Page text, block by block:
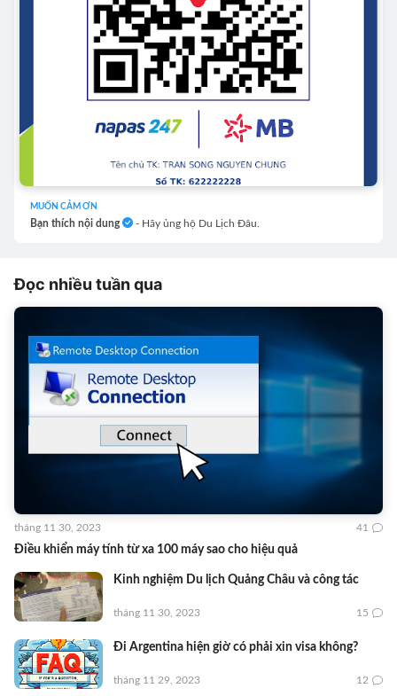
MUỐN CẢM ƠN
Bạn thích nội dung - Hãy ủng hộ Du Lịch Đâu.
Đọc nhiều tuần qua
Điều khiển máy tính từ xa 100 máy sao cho hiệu quả
tháng 11 30, 2023 41
Kinh nghiệm Du lịch Quảng Châu và công tác
tháng 11 30, 2023 15
Đi Argentina hiện giờ có phải xin visa không?
tháng 11 29, 2023 12